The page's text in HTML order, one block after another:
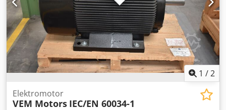
1 /2
Elektromotor
VEM Motors IEC/EN 60034-1